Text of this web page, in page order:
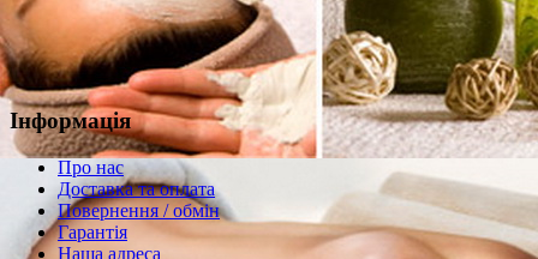
Інформація
Про нас
Доставка та оплата
Повернення / обмін
Гарантія
Наша адреса